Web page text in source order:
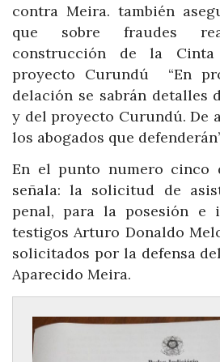
contra Meira. también
que sobre fraudes
construcción de la
proyecto Curundú “En
delación se sabrán detalles
y del proyecto Curundú. De
los abogados que
En el punto numero cinco
señala: la solicitud de
penal, para la posesión e
testigos Arturo Donaldo
solicitados por la defensa
Aparecido Meira.